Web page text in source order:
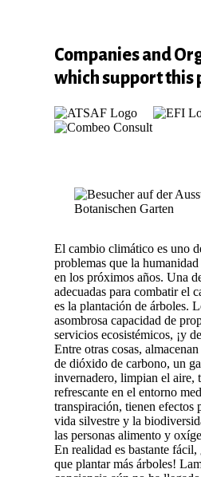
Companies and
which support this
El cambio climático es uno
problemas que la
en los próximos años. Una
adecuadas para combatir el
es la plantación de árboles.
asombrosa capacidad de
servicios ecosistémicos, ¡y
Entre otras cosas,
de dióxido de carbono, un
invernadero, limpian el aire,
refrescante en el entorno
transpiración, tienen efectos
vida silvestre y la
las personas alimento y
En realidad es bastante fácil,
que plantar más árboles!